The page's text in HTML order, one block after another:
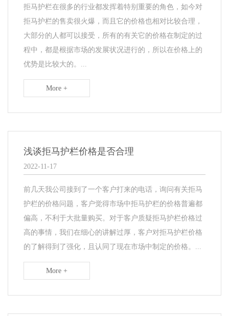
拒马护栏在很多的行业都发挥着特别重要的角色，如今对
拒马护栏的售卖很火爆，而且它的价格也相对比较合理，
大部分的人都可以接受，所有的有关它的价格在制定的过
程中，都是根据市场的发展状况进行的，所以在价格上的
优势是比较大的。...
More +
浅谈拒马护栏价格是否合理
2022-11-17
前几天我公司接到了一个客户打来的电话，询问有关拒马
护栏的价格问题，客户觉得市场中拒马护栏的价格普遍都
偏高，不利于大批量购买。对于客户质疑拒马护栏价格过
高的事情，我们在细心的讲解过厚，客户对拒马护栏价格
的了解得到了强化，且认同了现在市场中制定的价格。...
More +